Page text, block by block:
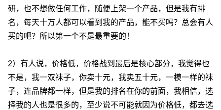
研，也不想做任何工作，随便上架一个产品，但是我有排
名，每天十万人都可以看到我的产品，能不买吗？总会有人
买的吧？所以第一个不是最重要的！
2）有人说，价格低，价格战到最后是核心部分，我觉得也
不是，我一双袜子，你卖十元，我卖五十元，一模一样的袜
子，连品牌都一样，但是我的排名在你的前面，我相信，选
择我的人也是很多的，至少说不可能就因为价格低，都去选